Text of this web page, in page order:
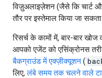
विज़ुअलाइज़ेशन (जैसे कि चार्ट
तौर पर इस्तेमाल किया जा
रिसर्च के कामों में, बार-बार
आपको एजेंट को एसिंक्रोनस
बैकग्राउंड में एक्ज़ीक्यूशन(
लिए,लंबे समय तक चलने वाले